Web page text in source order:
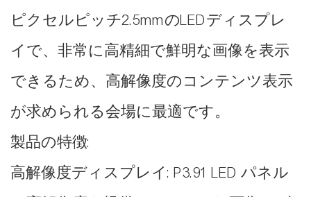
ピクセルピッチ2.5mmのLEDディスプレ
イで、非常に高精細で鮮明な画像を表示
できるため、高解像度のコンテンツ表示
が求められる会場に最適です。
製品の特徴:
高解像度ディスプレイ: P3.91 LED パネル